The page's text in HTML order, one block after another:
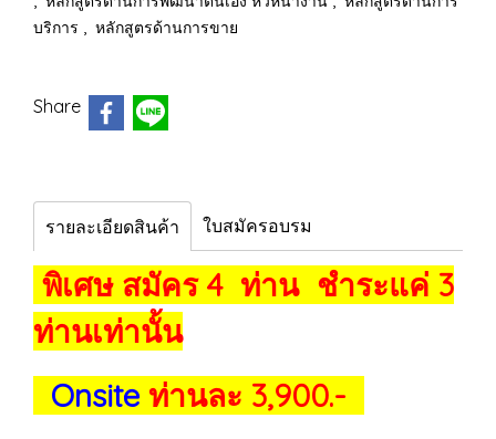
บริการ , หลักสูตรด้านการขาย
Share
รายละเอียดสินค้า ใบสมัครอบรม
พิเศษ สมัคร 4 ท่าน ชำระแค่ 3
ท่านเท่านั้น
Onsite ท่านละ 3,900.-